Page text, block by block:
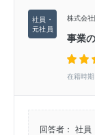
株式会
事業
在籍時
回答者： 社員